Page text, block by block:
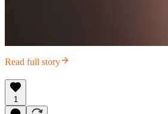
Read full story
1